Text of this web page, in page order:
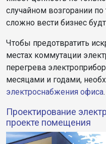
случайном возгорании
сложно вести бизнес
Чтобы предотвратить
местах коммутации
перегрева
месяцами и годами,
электроснабжения офиса.
Проектирование
проекте помещения